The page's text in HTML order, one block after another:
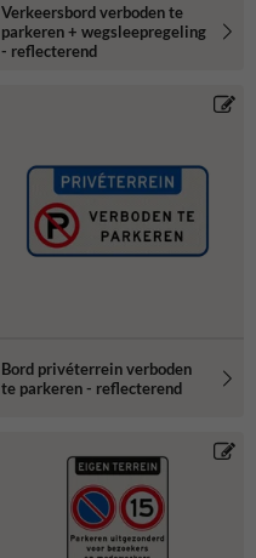
Verkeersbord verboden te
parkeren + wegsleepregeling
- reflecterend
Bord privéterrein verboden
te parkeren - reflecterend